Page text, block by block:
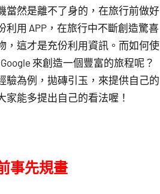
當然是離不了身的，在旅行前做好
利用 APP，在旅行中不斷創造驚喜
，這才是充份利用資訊。而如何使
來創造一個豐富的旅程呢？
驗為例，拋磚引玉，來提供自己的
家能多提出自己的看法喔！
事先規畫